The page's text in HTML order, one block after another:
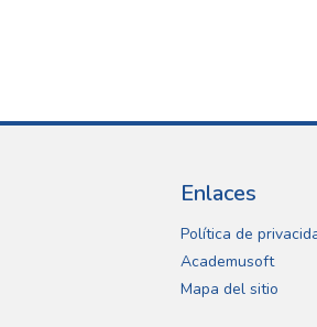
Enlaces
Política de
Academusoft
Mapa del sitio